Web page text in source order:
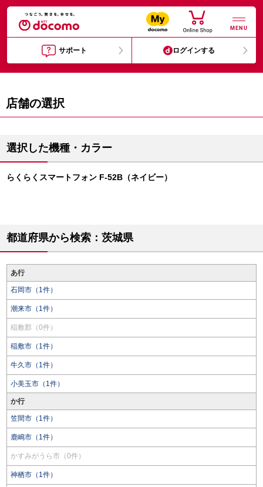
MENU
サポート ログインする
店舗の選択
選択した機種・カラー
らくらくスマートフォン F-52B（ネイビー）
都道府県から検索：茨城県
あ行
石岡市（1件）
潮来市（1件）
稲敷郡（0件）
稲敷市（1件）
牛久市（1件）
小美玉市（1件）
か行
笠間市（1件）
鹿嶋市（1件）
かすみがうら市（0件）
神栖市（1件）